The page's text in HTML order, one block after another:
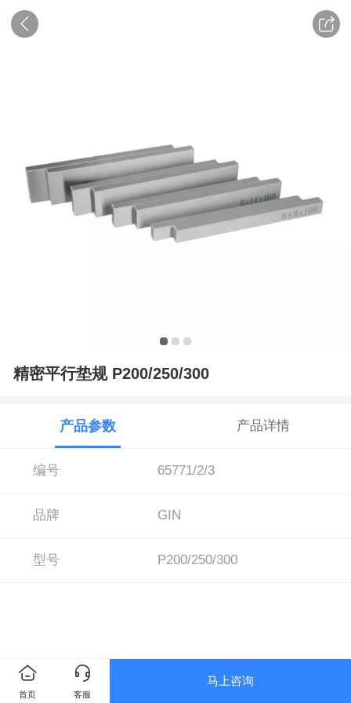
精密平行垫规 P200/250/300
产品参数 产品详情
编号 65771/2/3
品牌 GIN
型号 P200/250/300
首页 客服
马上咨询